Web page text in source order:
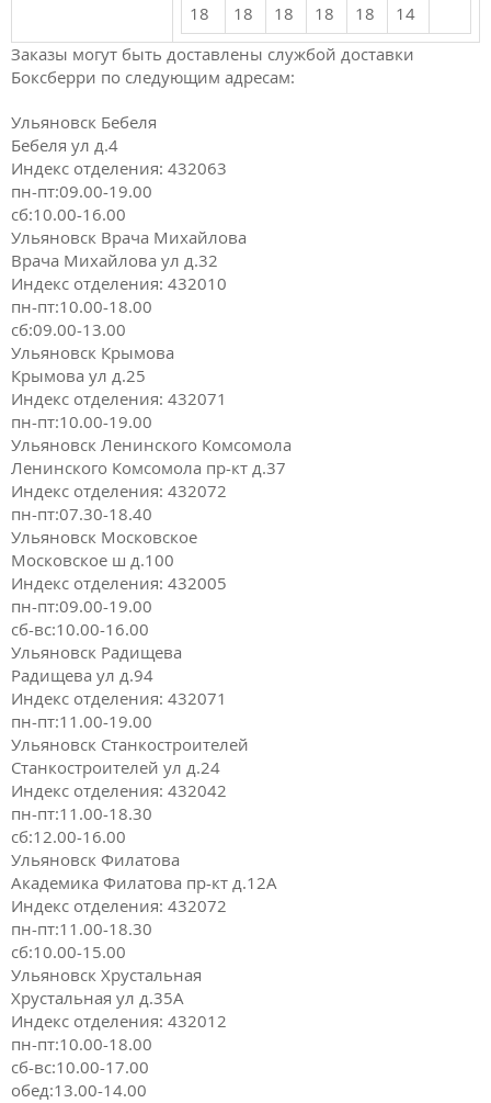
18
18 18 18 18
14
Заказы могут быть доставлены службой доставки
Боксберри по следующим адресам:
Ульяновск Бебеля
Бебеля ул д.4
Индекс отделения: 432063
пн-пт:09.00-19.00
сб:10.00-16.00
Ульяновск Врача Михайлова
Врача Михайлова ул д.32
Индекс отделения: 432010
пн-пт:10.00-18.00
сб:09.00-13.00
Ульяновск Крымова
Крымова ул д.25
Индекс отделения: 432071
пн-пт:10.00-19.00
Ульяновск Ленинского Комсомола
Ленинского Комсомола пр-кт д.37
Индекс отделения: 432072
пн-пт:07.30-18.40
Ульяновск Московское
Московское ш д.100
Индекс отделения: 432005
пн-пт:09.00-19.00
сб-вс:10.00-16.00
Ульяновск Радищева
Радищева ул д.94
Индекс отделения: 432071
пн-пт:11.00-19.00
Ульяновск Станкостроителей
Станкостроителей ул д.24
Индекс отделения: 432042
пн-пт:11.00-18.30
сб:12.00-16.00
Ульяновск Филатова
Академика Филатова пр-кт д.12А
Индекс отделения: 432072
пн-пт:11.00-18.30
сб:10.00-15.00
Ульяновск Хрустальная
Хрустальная ул д.35А
Индекс отделения: 432012
пн-пт:10.00-18.00
сб-вс:10.00-17.00
обед:13.00-14.00